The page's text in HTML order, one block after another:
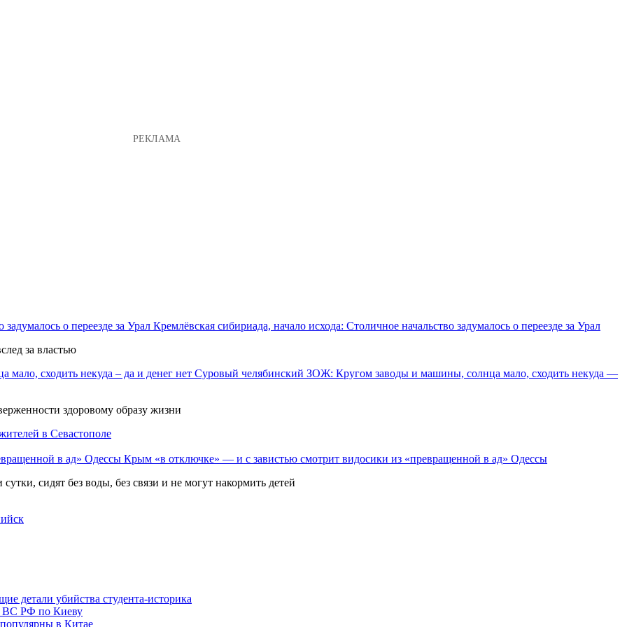
Кремлёвская сибириада, начало исхода: Столичное начальство задумалось о переезде за Урал
за властью
Суровый челябинский ЗОЖ: Кругом заводы и машины, солнца мало, сходить некуда —
здоровому образу жизни
в Севастополе
Крым «в отключке» — и с завистью смотрит видосики из «превращенной в ад» Одессы
сидят без воды, без связи и не могут накормить детей
детали убийства студента‑историка
ВС РФ по Киеву
в Китае